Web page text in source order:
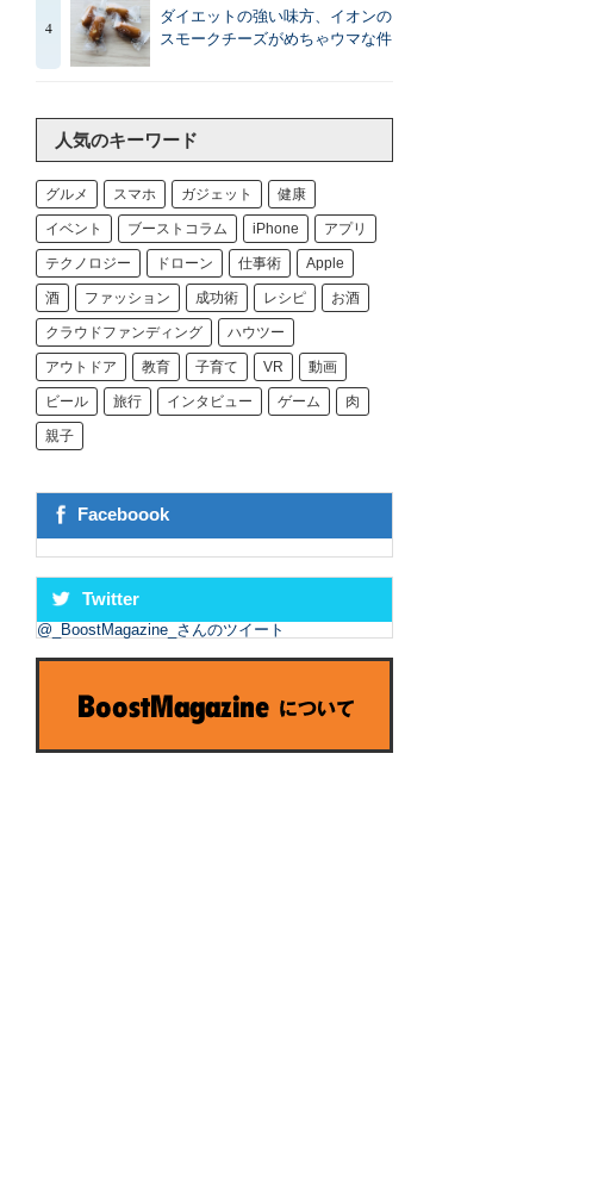
4
ダイエットの強い味方、イオンの
スモークチーズがめちゃウマな件
人気のキーワード
グルメ スマホ ガジェット 健康
イベント ブーストコラム iPhone アプリ
テクノロジー ドローン 仕事術 Apple
酒 ファッション 成功術 レシピ お酒
クラウドファンディング ハウツー
アウトドア 教育 子育て VR 動画
ビール 旅行 インタビュー ゲーム 肉
親子
Faceboook
Twitter
@_BoostMagazine_さんのツイート